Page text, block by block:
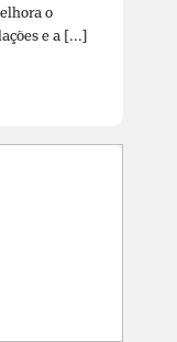
o
e a [...]